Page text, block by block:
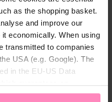
as the shopping basket.
and improve our
economically. When using
transmitted to companies
USA (e.g. Google). The
in the EU-US Data
You canaccept all
és a belső
tulajdonságai pedig
közérzethez.
és